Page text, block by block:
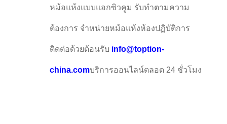
หม้อแห้งแบบแอกซิวคูม รับทําตามความ
ต้องการ จําหน่ายหม้อแห้งห้องปฏิบัติการ
ติดต่อด้วยต้อนรับ info@toption-
china.comบริการออนไลน์ตลอด 24 ชั่วโมง